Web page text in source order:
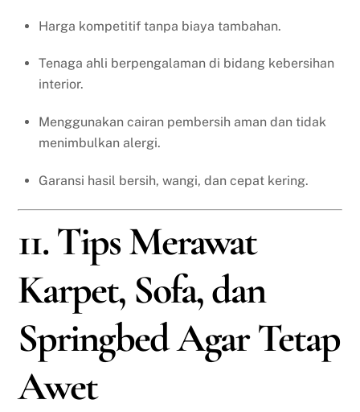
Harga kompetitif tanpa biaya tambahan.
Tenaga ahli berpengalaman di bidang kebersihan
interior.
Menggunakan cairan pembersih aman dan tidak
menimbulkan alergi.
Garansi hasil bersih, wangi, dan cepat kering.
11. Tips Merawat
Karpet, Sofa, dan
Springbed Agar Tetap
Awet